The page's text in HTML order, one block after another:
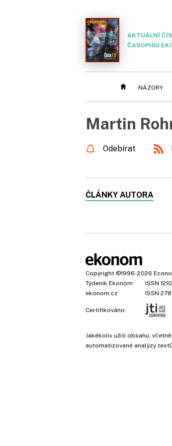
AKTUÁLNÍ
ČASOPISU
NÁZORY
Martin
Odebírat
ČLÁNKY AUTORA
Copyright ©1996-2026
Týdeník Ekonom
ISSN
ekonom.cz
ISSN
Certifikováno:
Jakékoliv užití obsahu,
automatizované analýzy